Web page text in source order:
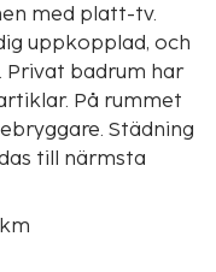
med platt-tv.
uppkopplad, och
Privat badrum har
På rummet
Städning
till närmsta